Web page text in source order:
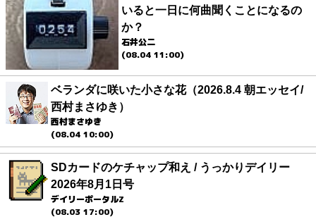
いると一日に何曲聞くことになるの
か？
石井公二
(08.04 11:00)
ベランダに咲いた小さな花（2026.8.4 朝エッセイ/
西村まさゆき）
西村まさゆき
(08.04 10:00)
SDカードのケチャップ和え / うっかりデイリー
2026年8月1日号
デイリーポータルZ
(08.03 17:00)